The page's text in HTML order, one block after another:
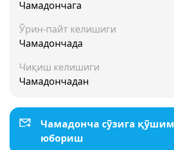
Чамадончага
Ўрин-пайт келишиги
Чамадончада
Чиқиш келишиги
Чамадончадан
Чамадонча сўзига
юбориш